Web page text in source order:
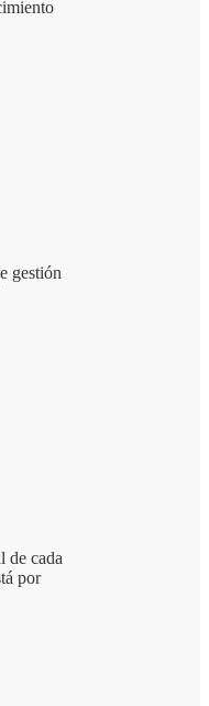
gestión
de cada
por